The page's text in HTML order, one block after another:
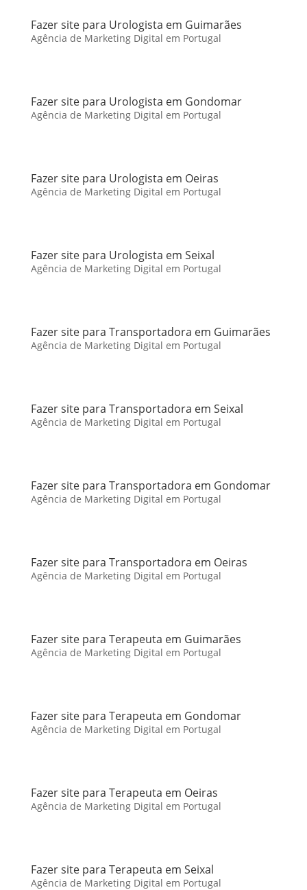
Fazer site para Urologista em Guimarães
Agência de Marketing Digital em Portugal
Fazer site para Urologista em Gondomar
Agência de Marketing Digital em Portugal
Fazer site para Urologista em Oeiras
Agência de Marketing Digital em Portugal
Fazer site para Urologista em Seixal
Agência de Marketing Digital em Portugal
Fazer site para Transportadora em Guimarães
Agência de Marketing Digital em Portugal
Fazer site para Transportadora em Seixal
Agência de Marketing Digital em Portugal
Fazer site para Transportadora em Gondomar
Agência de Marketing Digital em Portugal
Fazer site para Transportadora em Oeiras
Agência de Marketing Digital em Portugal
Fazer site para Terapeuta em Guimarães
Agência de Marketing Digital em Portugal
Fazer site para Terapeuta em Gondomar
Agência de Marketing Digital em Portugal
Fazer site para Terapeuta em Oeiras
Agência de Marketing Digital em Portugal
Fazer site para Terapeuta em Seixal
Agência de Marketing Digital em Portugal